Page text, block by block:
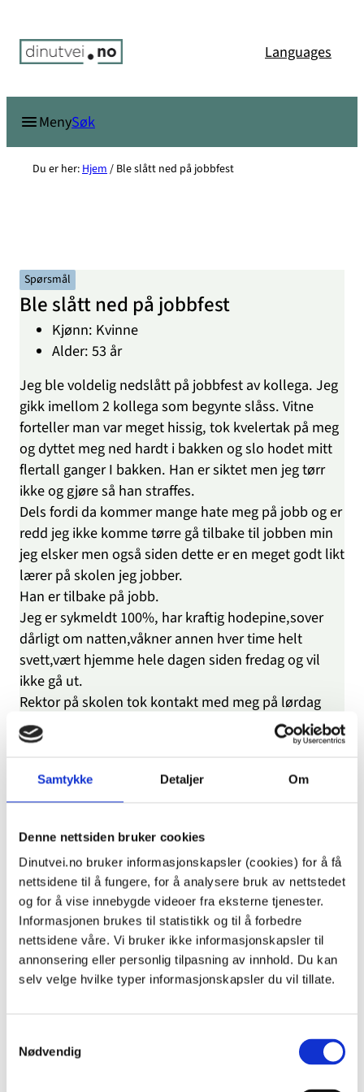
Samtykke Detaljer Om
Denne nettsiden bruker cookies
Dinutvei.no bruker informasjonskapsler (cookies) for å få
nettsidene til å fungere, for å analysere bruk av nettstedet
og for å vise innebygde videoer fra eksterne tjenester.
Informasjonen brukes til statistikk og til å forbedre
nettsidene våre. Vi bruker ikke informasjonskapsler til
annonsering eller personlig tilpasning av innhold. Du kan
selv velge hvilke typer informasjonskapsler du vil tillate.
Nødvendig
innhold
Languages
MenySøk
Du er her: Hjem / Ble slått ned på jobbfest
Spørsmål
Ble slått ned på jobbfest
Kjønn: Kvinne
Alder: 53 år
Jeg ble voldelig nedslått på jobbfest av kollega. Jeg
gikk imellom 2 kollega som begynte slåss. Vitne
forteller man var meget hissig, tok kvelertak på meg
og dyttet meg ned hardt i bakken og slo hodet mitt
flertall ganger I bakken. Han er siktet men jeg tørr
ikke og gjøre så han straffes.
Dels fordi da kommer mange hate meg på jobb og er
redd jeg ikke komme tørre gå tilbake til jobben min
jeg elsker men også siden dette er en meget godt likt
lærer på skolen jeg jobber.
Han er tilbake på jobb.
Jeg er sykmeldt 100%, har kraftig hodepine,sover
dårligt om natten,våkner annen hver time helt
svett,vært hjemme hele dagen siden fredag og vil
ikke gå ut.
Rektor på skolen tok kontakt med meg på lørdag
men ikke etter det.
Føler ikke de gjør jobben sin.
fagforbundet.
Men jeg mår så dårlig.
Politiet sa jeg skulle ta kontakt.
Besvart: 28.01.2026, kl. 15:38
dinutvei.no
Hei, og takk for at du tar kontakt.
Vi beklager så mye at det tok tid å svare deg. Det du
vært i dialog med fastlegen din, og vi håper
reaksjonene og plagene du opplever vil avta. At du